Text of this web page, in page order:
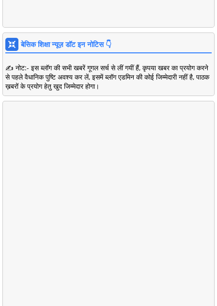
बेसिक शिक्षा न्यूज़ डॉट इन नोटिस 👇
✍️ नोट:- इस ब्लॉग की सभी खबरें गूगल सर्च से लीं गयीं हैं, कृपया खबर का प्रयोग करने
से पहले वैधानिक पुष्टि अवश्य कर लें, इसमें ब्लॉग एडमिन की कोई जिम्मेदारी नहीं है, पाठक
ख़बरों के प्रयोग हेतु खुद जिम्मेदार होगा।